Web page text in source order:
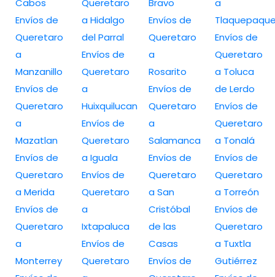
Cabos
Envíos de
Queretaro
a
Manzanillo
Envíos de
Queretaro
a
Mazatlan
Envíos de
Queretaro
a Merida
Envíos de
Queretaro
a
Monterrey
Queretaro
a Hidalgo
del Parral
Envíos de
Queretaro
a
Huixquilucan
Envíos de
Queretaro
a Iguala
Envíos de
Queretaro
a
Ixtapaluca
Envíos de
Queretaro
Bravo
Envíos de
Queretaro
a
Rosarito
Envíos de
Queretaro
a
Salamanca
Envíos de
Queretaro
a San
Cristóbal
de las
Casas
Envíos de
a
Envíos de
Queretaro
a Toluca
de Lerdo
Envíos de
Queretaro
a Tonalá
Envíos de
Queretaro
a Torreón
Envíos de
Queretaro
a Tuxtla
Gutiérrez